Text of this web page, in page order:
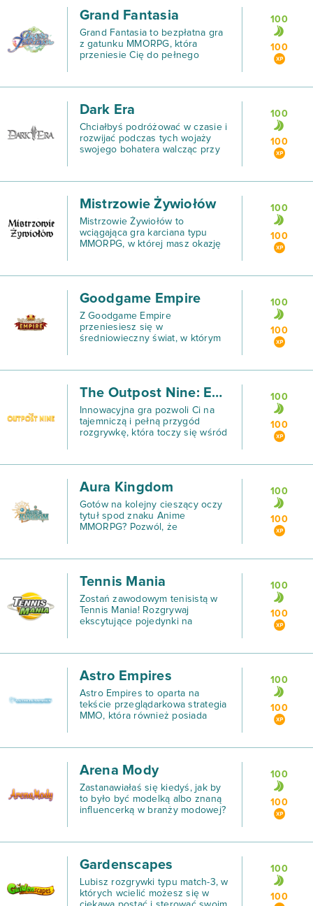
Klingonów i zmierz się
Grand Fantasia
Grand Fantasia to bezpłatna gra
z gatunku MMORPG, która
przeniesie Cię do pełnego
100
100
Dark Era
Chciałbyś podróżować w czasie i
rozwijać podczas tych wojaży
swojego bohatera walcząc przy
których tak samo pasjonują takie
100
100
Mistrzowie Żywiołów
Mistrzowie Żywiołów to
wciągająca gra karciana typu
MMORPG, w której masz okazję
100
100
Goodgame Empire
Z Goodgame Empire
przeniesiesz się w
średniowieczny świat, w którym
strateg.
100
100
The Outpost Nine: Episode 1
Innowacyjna gra pozwoli Ci na
tajemniczą i pełną przygód
rozgrywkę, która toczy się wśród
niewielkim księżycu.
100
100
Aura Kingdom
Gotów na kolejny cieszący oczy
tytuł spod znaku Anime
MMORPG? Pozwól, że
wszechobecna.
100
100
Tennis Mania
Zostań zawodowym tenisistą w
Tennis Mania! Rozgrywaj
ekscytujące pojedynki na
100
100
Astro Empires
Astro Empires to oparta na
tekście przeglądarkowa strategia
MMO, która również posiada
także na urządzeniach
100
100
Arena Mody
Zastanawiałaś się kiedyś, jak by
to było być modelką albo znaną
influencerką w branży modowej?
martw się, zanim zmienisz swoje
100
100
Gardenscapes
Lubisz rozgrywki typu match-3, w
których wcielić możesz się w
100
100